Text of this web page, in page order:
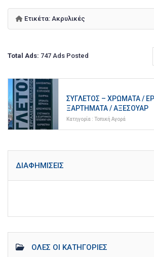
Ετικέτα: Ακρυλικές
Total Ads: 747 Ads Posted
ΣΥΓΛΈΤΟΣ – ΧΡΏΜΑΤΑ /
ΞΑΡΤΉΜΑΤΑ / ΑΞΕΣΟΥΆΡ
Κατηγορία : Τοπική Αγορά
ΔΙΑΦΗΜΊΣΕΙΣ
ΌΛΕΣ ΟΙ ΚΑΤΗΓΟΡΊΕΣ